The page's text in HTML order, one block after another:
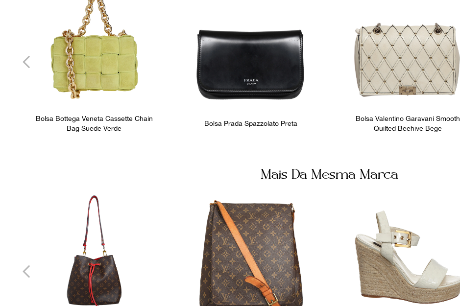
Dia a Dia
Bolsa Bottega Veneta Cassette Chain
Bag Suede Verde
Bolsa Prada Spazzolato Preta
Bolsa Valentino Garavani Smooth
Quilted Beehive Bege
Mais Da Mesma Marca